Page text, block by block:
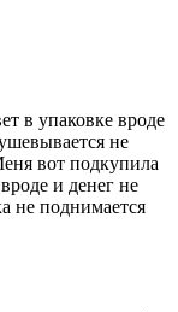
в упаковке вроде
не
вот подкупила
и денег не
не поднимается